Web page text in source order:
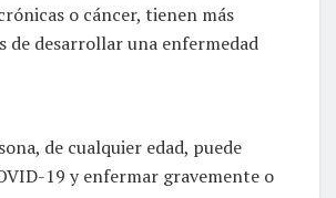
o cáncer, tienen más
de desarrollar una enfermedad
de cualquier edad, puede
19 y enfermar gravemente o